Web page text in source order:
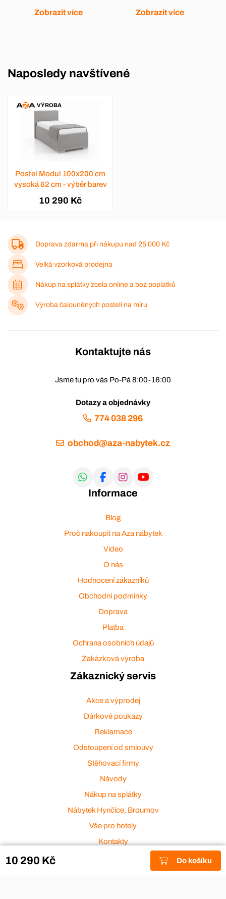
10 290 Kč Do košíku
Zobrazit více Zobrazit více
Naposledy navštívené
VÝROBA
Postel Modul 100x200 cm
vysoká 62 cm - výběr barev
10 290 Kč
Doprava zdarma při nákupu nad 25 000 Kč
Velká vzorková prodejna
Nákup na splátky zcela online a bez poplatků
Výroba čalouněných postelí na míru
Kontaktujte nás
Jsme tu pro vás Po-Pá 8:00-16:00
Dotazy a objednávky
774 038 296
obchod@aza-nabytek.cz
Informace
Blog
Proč nakoupit na Aza nábytek
Video
O nás
Hodnocení zákazníků
Obchodní podmínky
Doprava
Platba
Ochrana osobních údajů
Zakázková výroba
Zákaznický servis
Akce a výprodej
Dárkové poukazy
Reklamace
Odstoupení od smlouvy
Stěhovací firmy
Návody
Nákup na splátky
Nábytek Hynčice, Broumov
Vše pro hotely
Kontakty
Přijímáme platební karty